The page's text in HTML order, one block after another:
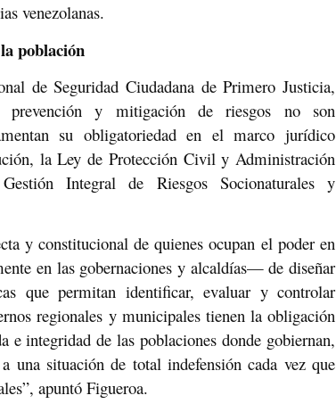
venezolanas.
población
de Seguridad Ciudadana de Primero Justicia,
y mitigación de riesgos no son
su obligatoriedad en el marco jurídico
la Ley de Protección Civil y Administración
Integral de Riesgos Socionaturales y
y constitucional de quienes ocupan el poder en
en las gobernaciones y alcaldías— de diseñar
que permitan identificar, evaluar y controlar
regionales y municipales tienen la obligación
e integridad de las poblaciones donde gobiernan,
una situación de total indefensión cada vez que
apuntó Figueroa.